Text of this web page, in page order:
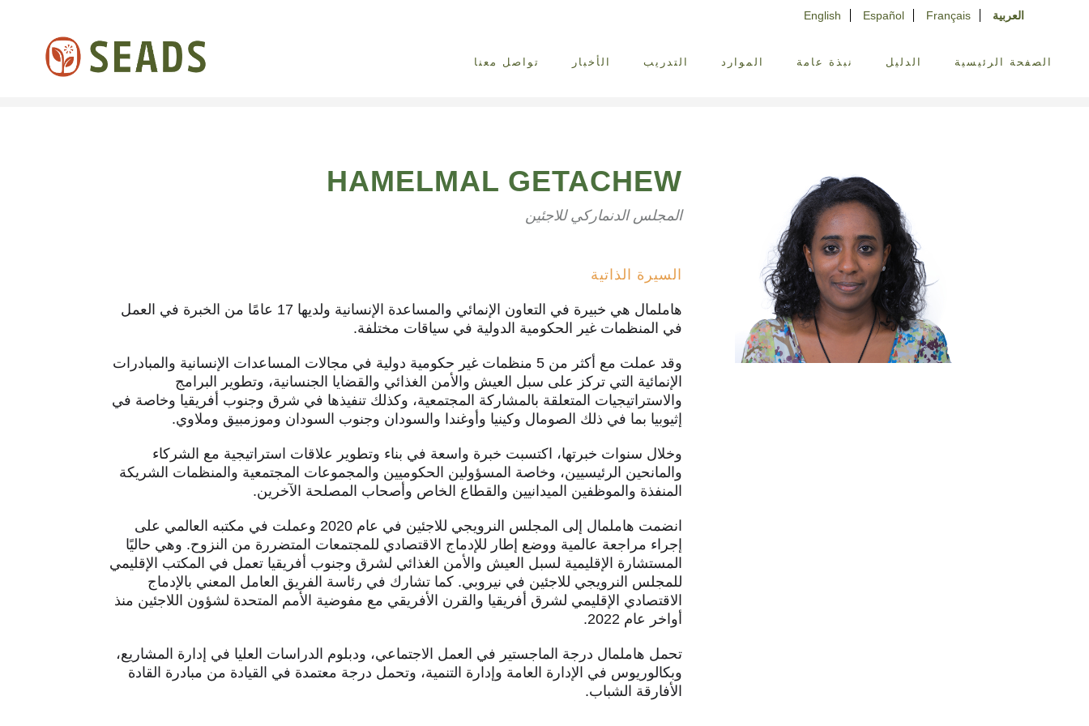
English Español Français العربية
الصفحة الرئيسية الدليل نبذة عامة الموارد التدريب الأخبار تواصل معنا
HAMELMAL GETACHEW
المجلس الدنماركي للاجئين
السيرة الذاتية
هاملمال هي خبيرة في التعاون الإنمائي والمساعدة الإنسانية ولديها 17 عامًا من الخبرة في العمل
في المنظمات غير الحكومية الدولية في سياقات مختلفة.
وقد عملت مع أكثر من 5 منظمات غير حكومية دولية في مجالات المساعدات الإنسانية والمبادرات
الإنمائية التي تركز على سبل العيش والأمن الغذائي والقضايا الجنسانية، وتطوير البرامج
والاستراتيجيات المتعلقة بالمشاركة المجتمعية، وكذلك تنفيذها في شرق وجنوب أفريقيا وخاصة في
إثيوبيا بما في ذلك الصومال وكينيا وأوغندا والسودان وجنوب السودان وموزمبيق وملاوي.
وخلال سنوات خبرتها، اكتسبت خبرة واسعة في بناء وتطوير علاقات استراتيجية مع الشركاء
والمانحين الرئيسيين، وخاصة المسؤولين الحكوميين والمجموعات المجتمعية والمنظمات الشريكة
المنفذة والموظفين الميدانيين والقطاع الخاص وأصحاب المصلحة الآخرين.
انضمت هاملمال إلى المجلس النرويجي للاجئين في عام 2020 وعملت في مكتبه العالمي على
إجراء مراجعة عالمية ووضع إطار للإدماج الاقتصادي للمجتمعات المتضررة من النزوح. وهي حاليًا
المستشارة الإقليمية لسبل العيش والأمن الغذائي لشرق وجنوب أفريقيا تعمل في المكتب الإقليمي
للمجلس النرويجي للاجئين في نيروبي. كما تشارك في رئاسة الفريق العامل المعني بالإدماج
الاقتصادي الإقليمي لشرق أفريقيا والقرن الأفريقي مع مفوضية الأمم المتحدة لشؤون اللاجئين منذ
أواخر عام 2022.
تحمل هاملمال درجة الماجستير في العمل الاجتماعي، ودبلوم الدراسات العليا في إدارة المشاريع،
وبكالوريوس في الإدارة العامة وإدارة التنمية، وتحمل درجة معتمدة في القيادة من مبادرة القادة
الأفارقة الشباب.